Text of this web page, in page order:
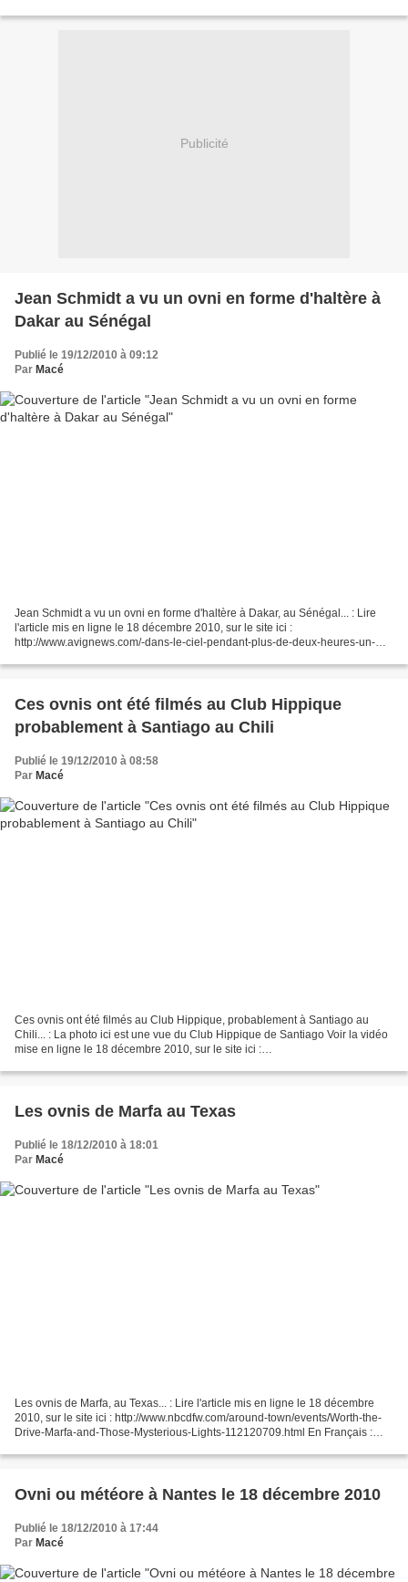
Publicité
Jean Schmidt a vu un ovni en forme d'haltère à
Dakar au Sénégal
Publié le 19/12/2010 à 09:12
Par Macé
Jean Schmidt a vu un ovni en forme d'haltère à Dakar, au Sénégal... : Lire
l'article mis en ligne le 18 décembre 2010, sur le site ici :
http://www.avignews.com/-dans-le-ciel-pendant-plus-de-deux-heures-un-
Ces ovnis ont été filmés au Club Hippique
probablement à Santiago au Chili
Publié le 19/12/2010 à 08:58
Par Macé
Ces ovnis ont été filmés au Club Hippique, probablement à Santiago au
Chili... : La photo ici est une vue du Club Hippique de Santiago Voir la vidéo
mise en ligne le 18 décembre 2010, sur le site ici :
Les ovnis de Marfa au Texas
Publié le 18/12/2010 à 18:01
Par Macé
Les ovnis de Marfa, au Texas... : Lire l'article mis en ligne le 18 décembre
2010, sur le site ici : http://www.nbcdfw.com/around-town/events/Worth-the-
Drive-Marfa-and-Those-Mysterious-Lights-112120709.html En Français :
u=http%3A%2F%2Fwww.nbcdfw.com%2Faround-
112120709.html&sl=en&tl=fr&hl=&ie=UTF-8...
Ovni ou météore à Nantes le 18 décembre 2010
Publié le 18/12/2010 à 17:44
Par Macé